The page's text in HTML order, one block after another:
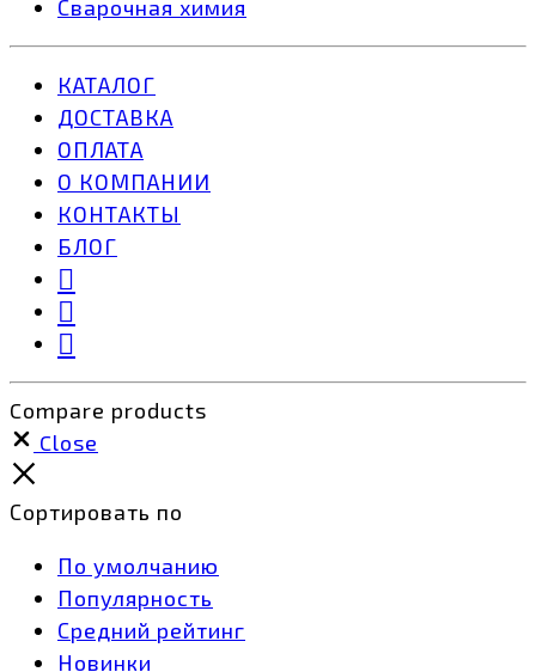
Сварочная химия
КАТАЛОГ
ДОСТАВКА
ОПЛАТА
О КОМПАНИИ
КОНТАКТЫ
БЛОГ
Compare products
Close
Сортировать по
По умолчанию
Популярность
Средний рейтинг
Новинки